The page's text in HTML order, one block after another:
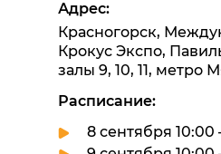
8 сентября 10:00
Расписание:
Красногорск,
Крокус Экспо,
залы 9, 10, 11, метро
Адрес: